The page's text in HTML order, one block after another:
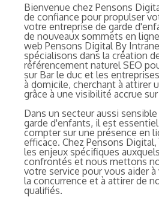
Bienvenue chez Pensons
de confiance pour propulser
votre entreprise de garde
de nouveaux sommets en
web Pensons Digital By
spécialisons dans la création
référencement naturel SEO
sur Bar le duc et les
à domicile, cherchant à attirer
grâce à une visibilité accrue
Dans un secteur aussi
garde d'enfants, il est
compter sur une présence en
efficace. Chez Pensons
les enjeux spécifiques
confrontés et nous mettons
votre service pour vous aider
la concurrence et à attirer de
qualifiés.